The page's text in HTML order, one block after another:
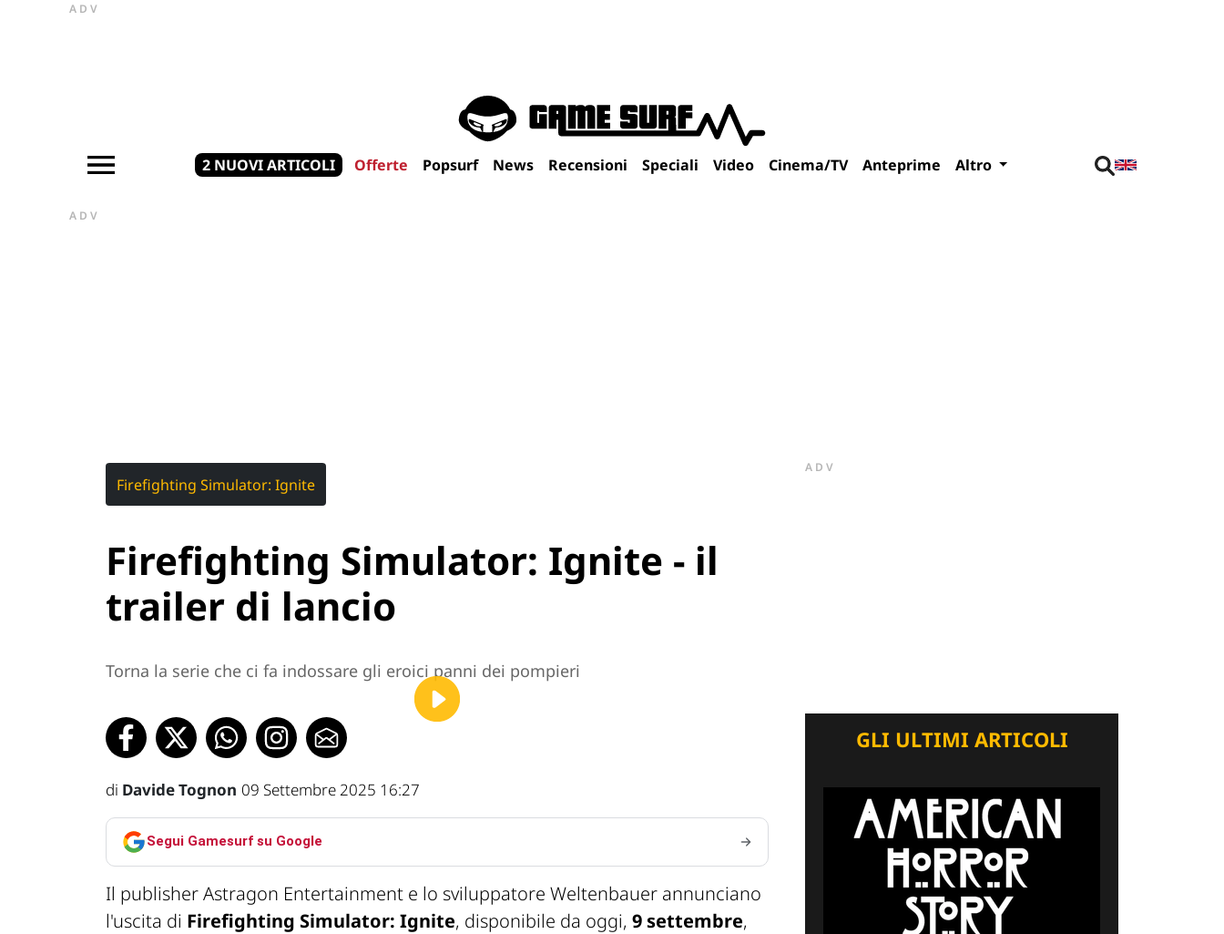
ADV
2 NUOVI ARTICOLI Offerte Popsurf News Recensioni Speciali Video Cinema/TV Anteprime Altro
ADV
Firefighting Simulator: Ignite
Firefighting Simulator: Ignite - il
trailer di lancio
Torna la serie che ci fa indossare gli eroici panni dei pompieri
di Davide Tognon 09 Settembre 2025 16:27
Segui Gamesurf su Google
Il publisher Astragon Entertainment e lo sviluppatore Weltenbauer annunciano
l'uscita di Firefighting Simulator: Ignite, disponibile da oggi, 9 settembre,
ADV
GLI ULTIMI ARTICOLI